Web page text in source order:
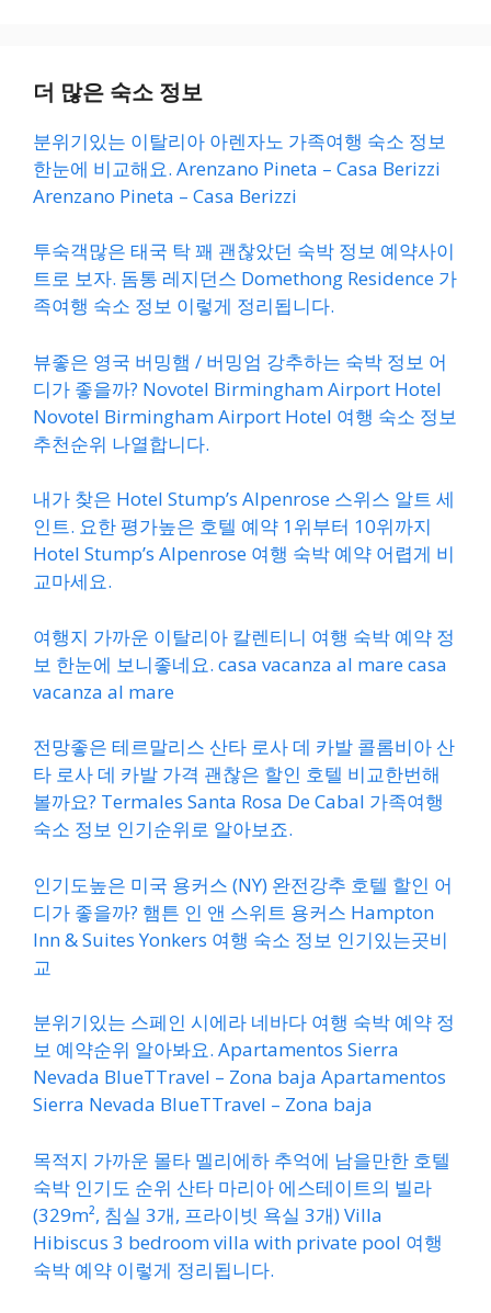
더 많은 숙소 정보
분위기있는 이탈리아 아렌자노 가족여행 숙소 정보
한눈에 비교해요. Arenzano Pineta – Casa Berizzi
Arenzano Pineta – Casa Berizzi
투숙객많은 태국 탁 꽤 괜찮았던 숙박 정보 예약사이
트로 보자. 돔통 레지던스 Domethong Residence 가
족여행 숙소 정보 이렇게 정리됩니다.
뷰좋은 영국 버밍햄 / 버밍엄 강추하는 숙박 정보 어
디가 좋을까? Novotel Birmingham Airport Hotel
Novotel Birmingham Airport Hotel 여행 숙소 정보
추천순위 나열합니다.
내가 찾은 Hotel Stump’s Alpenrose 스위스 알트 세
인트. 요한 평가높은 호텔 예약 1위부터 10위까지
Hotel Stump’s Alpenrose 여행 숙박 예약 어렵게 비
교마세요.
여행지 가까운 이탈리아 칼렌티니 여행 숙박 예약 정
보 한눈에 보니좋네요. casa vacanza al mare casa
vacanza al mare
전망좋은 테르말리스 산타 로사 데 카발 콜롬비아 산
타 로사 데 카발 가격 괜찮은 할인 호텔 비교한번해
볼까요? Termales Santa Rosa De Cabal 가족여행
숙소 정보 인기순위로 알아보죠.
인기도높은 미국 용커스 (NY) 완전강추 호텔 할인 어
디가 좋을까? 햄튼 인 앤 스위트 용커스 Hampton
Inn & Suites Yonkers 여행 숙소 정보 인기있는곳비
교
분위기있는 스페인 시에라 네바다 여행 숙박 예약 정
보 예약순위 알아봐요. Apartamentos Sierra
Nevada BlueTTravel – Zona baja Apartamentos
Sierra Nevada BlueTTravel – Zona baja
목적지 가까운 몰타 멜리에하 추억에 남을만한 호텔
숙박 인기도 순위 산타 마리아 에스테이트의 빌라
(329m², 침실 3개, 프라이빗 욕실 3개) Villa
Hibiscus 3 bedroom villa with private pool 여행
숙박 예약 이렇게 정리됩니다.